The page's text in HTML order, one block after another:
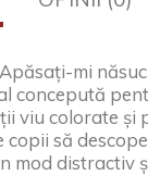
mi
concepută
viu colorate și
să
mod distractiv